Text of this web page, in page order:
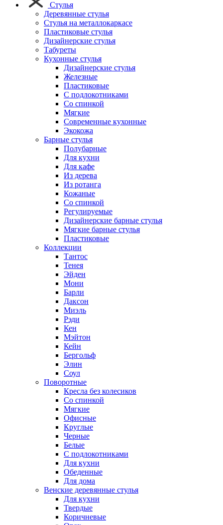
Стулья
Деревянные стулья
Стулья на металлокаркасе
Пластиковые стулья
Дизайнерские стулья
Табуреты
Кухонные стулья
Дизайнерские стулья
Железные
Пластиковые
С подлокотниками
Со спинкой
Мягкие
Современные кухонные
Экокожа
Барные стулья
Полубарные
Для кухни
Для кафе
Из дерева
Из ротанга
Кожаные
Со спинкой
Регулируемые
Дизайнерские барные стулья
Мягкие барные стулья
Пластиковые
Коллекции
Тантос
Тенея
Эйден
Мони
Барли
Даксон
Миэль
Рэди
Кен
Мэйтон
Кейн
Бергольф
Элин
Соул
Поворотные
Кресла без колесиков
Со спинкой
Мягкие
Офисные
Круглые
Черные
Белые
С подлокотниками
Для кухни
Обеденные
Для дома
Венские деревянные стулья
Для кухни
Твердые
Коричневые